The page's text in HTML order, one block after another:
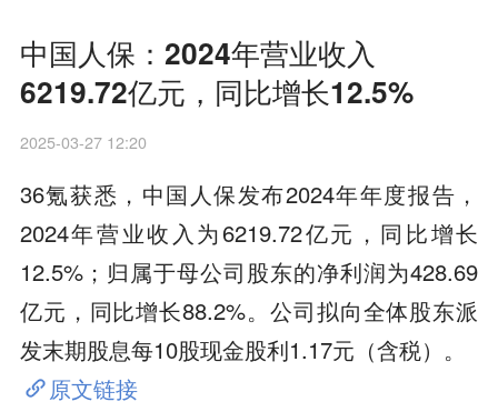
中国人保：2024年营业收入
6219.72亿元，同比增长12.5%
2025-03-27 12:20
36氪获悉，中国人保发布2024年年度报告，
2024年营业收入为6219.72亿元，同比增长
12.5%；归属于母公司股东的净利润为428.69
亿元，同比增长88.2%。公司拟向全体股东派
发末期股息每10股现金股利1.17元（含税）。
原文链接